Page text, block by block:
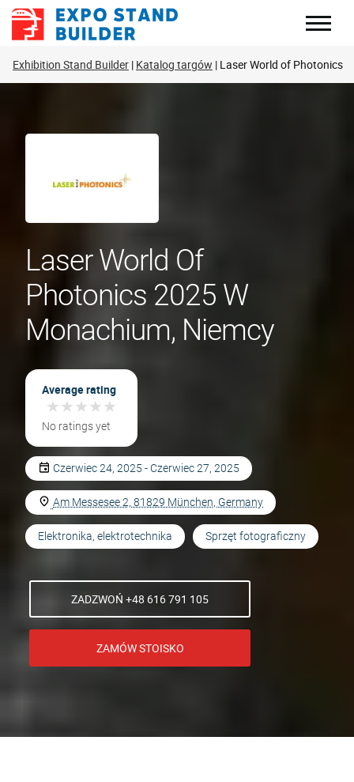
Skip
Exhibition Stand Builder Katalog targów Laser World of Photonics
Laser World Of
Photonics 2025 W
Monachium, Niemcy
Average rating
★★★★★
★★★★★
No ratings yet
Czerwiec 24, 2025 - Czerwiec 27, 2025
Am Messesee 2, 81829 München, Germany
Elektronika, elektrotechnika Sprzęt fotograficzny
ZADZWOŃ +48 616 791 105
ZAMÓW STOISKO